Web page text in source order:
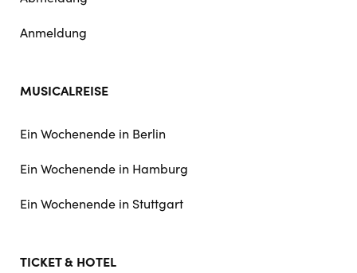
Anmeldung
MUSICALREISE
Ein Wochenende in Berlin
Ein Wochenende in Hamburg
Ein Wochenende in Stuttgart
TICKET & HOTEL